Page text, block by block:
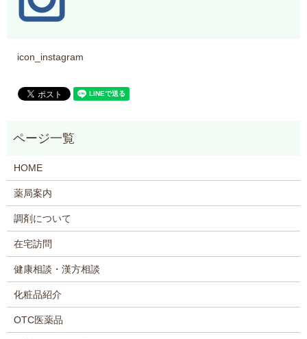
icon_instagram
HOME
薬局案内
調剤について
在宅訪問
健康相談・漢方相談
化粧品紹介
OTC医薬品